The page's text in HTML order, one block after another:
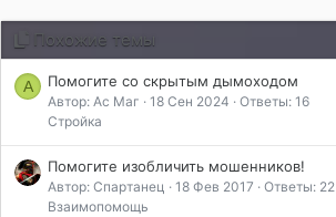
р
и
л
и
Похожие темы
А Помогите со скрытым дымоходом
Автор: Ас Маг 18 Сен 2024
Ответы: 16
Стройка
Помогите изобличить мошенников!
Автор: Спартанец 18 Фев 2017
Ответы: 22
Взаимопомощь